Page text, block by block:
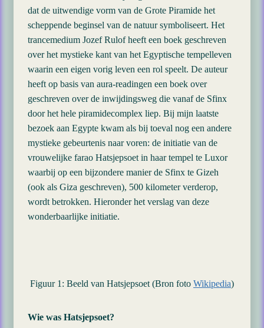
dat de uitwendige vorm van de Grote Piramide het
scheppende beginsel van de natuur symboliseert. Het
trancemedium Jozef Rulof heeft een boek geschreven
over het mystieke kant van het Egyptische tempelleven
waarin een eigen vorig leven een rol speelt. De auteur
heeft op basis van aura-readingen een boek over
geschreven over de inwijdingsweg die vanaf de Sfinx
door het hele piramidecomplex liep. Bij mijn laatste
bezoek aan Egypte kwam als bij toeval nog een andere
mystieke gebeurtenis naar voren: de initiatie van de
vrouwelijke farao Hatsjepsoet in haar tempel te Luxor
waarbij op een bijzondere manier de Sfinx te Gizeh
(ook als Giza geschreven), 500 kilometer verderop,
wordt betrokken. Hieronder het verslag van deze
wonderbaarlijke initiatie.
Figuur 1: Beeld van Hatsjepsoet (Bron foto Wikipedia)
Wie was Hatsjepsoet?